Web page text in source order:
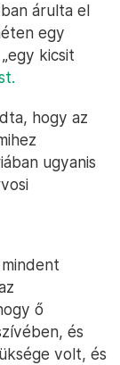
árulta el
egy
kicsit
hogy az
ugyanis
ő
és
volt, és